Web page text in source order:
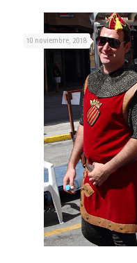
10 noviembre, 2018